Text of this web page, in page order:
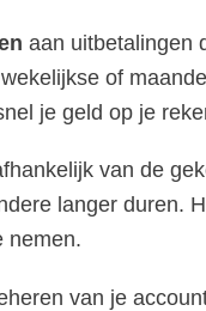
aan uitbetalingen
of
je geld op je
van de
langer duren.
nemen.
van je